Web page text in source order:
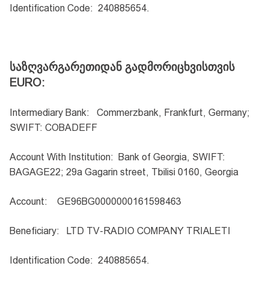
Identification Code: 240885654.
საზღვარგარეთიდან გადმორიცხვისთვის
EURO:
Intermediary Bank:
Commerzbank, Frankfurt, Germany;
SWIFT: COBADEFF
Account With Institution: Bank of Georgia, SWIFT:
BAGAGE22; 29a Gagarin street, Tbilisi 0160, Georgia
Account: GE96BG0000000161598463
Beneficiary: LTD TV-RADIO COMPANY TRIALETI
Identification Code: 240885654.